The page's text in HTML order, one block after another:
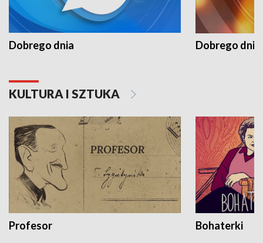
Dobrego dnia Dobrego dnia
KULTURA I SZTUKA
Profesor Bohaterki